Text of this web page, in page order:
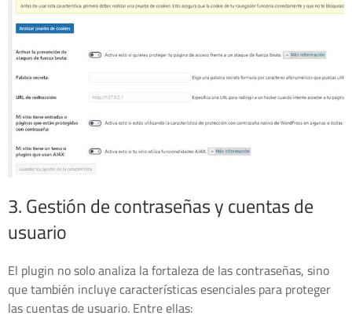
3. Gestión de contraseñas y cuentas de
usuario
El plugin no solo analiza la fortaleza de las contraseñas, sino
que también incluye características esenciales para proteger
las cuentas de usuario. Entre ellas: